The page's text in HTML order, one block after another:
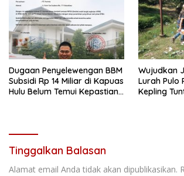
Dugaan Penyelewengan BBM
Subsidi Rp 14 Miliar di Kapuas
Hulu Belum Temui Kepastian
Wujudkan
Lurah Pulo
Kepling
Tinggalkan Balasan
Alamat email Anda tidak akan dipublikasikan.